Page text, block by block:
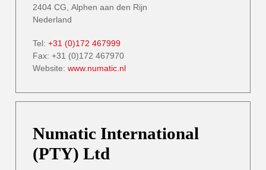
2404 CG, Alphen aan den Rijn
Nederland
Tel: +31 (0)172 467999
Fax: +31 (0)172 467970
Website: www.numatic.nl
Numatic International
(PTY) Ltd